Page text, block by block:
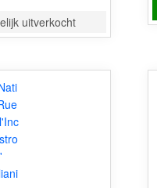
uitverkocht